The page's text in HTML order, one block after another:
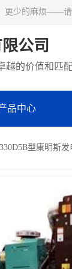
更少的麻烦——请
公司
越的价值和匹
品中心
型康明斯发